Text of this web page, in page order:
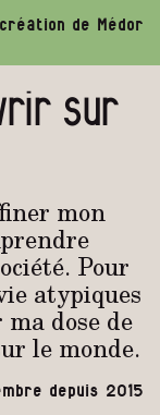
de Médor
sur
mon
Pour
atypiques
dose de
le monde.
depuis 2015